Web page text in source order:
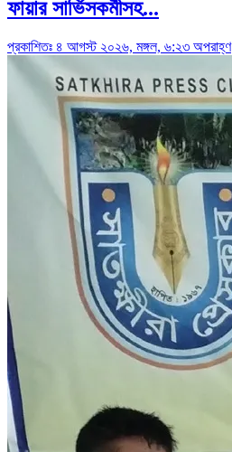
ফায়ার সার্ভিসকর্মীসহ...
প্রকাশিতঃ ৪ আগস্ট ২০২৬, মঙ্গল, ৬:২৩ অপরাহ্ণ